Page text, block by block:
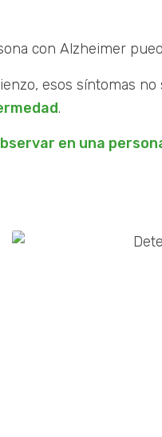
con Alzheimer
esos síntomas
.
en una